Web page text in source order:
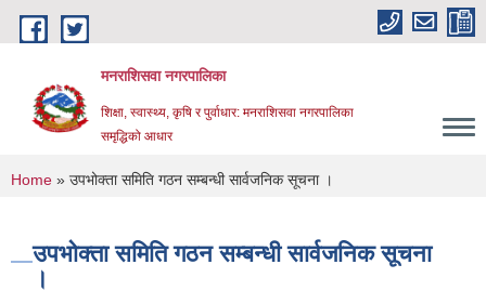
Skip to main content
मनराशिसवा नगरपालिका
शिक्षा, स्वास्थ्य, कृषि र पुर्वाधार: मनराशिसवा नगरपालिका
समृद्धिको आधार
You are here
Home » उपभोक्ता समिति गठन सम्बन्धी सार्वजनिक सूचना ।
उपभोक्ता समिति गठन सम्बन्धी सार्वजनिक सूचना
।